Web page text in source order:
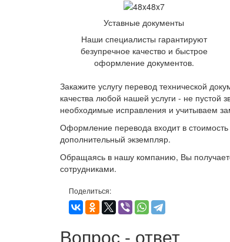
Уставные документы
Наши специалисты гарантируют
безупречное качество и быстрое
оформление документов.
Закажите услугу перевод технической
качества любой нашей услуги - не пустой
необходимые исправления и учитываем
Оформление перевода входит в стоимость
дополнительный экземпляр.
Обращаясь в нашу компанию, Вы
сотрудниками.
Поделиться:
Вопрос - ответ